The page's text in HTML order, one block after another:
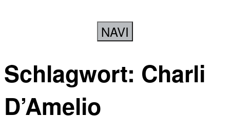
NAVI
Schlagwort: Charli
D’Amelio